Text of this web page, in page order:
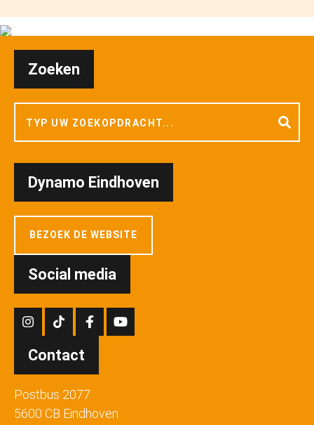
Zoeken
Dynamo Eindhoven
BEZOEK DE WEBSITE
Social media
Contact
Postbus 2077
5600 CB Eindhoven